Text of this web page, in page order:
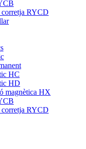
corretja RYCD
HC
HD
magnètica HX
corretja RYCD